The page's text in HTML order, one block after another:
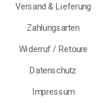
Versand & Lieferung
Zahlungsarten
Widerruf / Retoure
Datenschutz
Impressum